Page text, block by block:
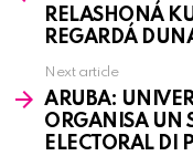
RELASHONÁ
REGARDÁ
Next article
ARUBA:
ORGANISA UN
ELECTORAL DI